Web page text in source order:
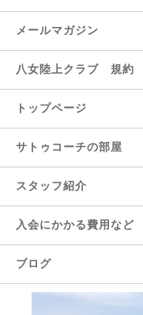
メールマガジン
八女陸上クラブ 規約
トップページ
サトゥコーチの部屋
スタッフ紹介
入会にかかる費用など
ブログ